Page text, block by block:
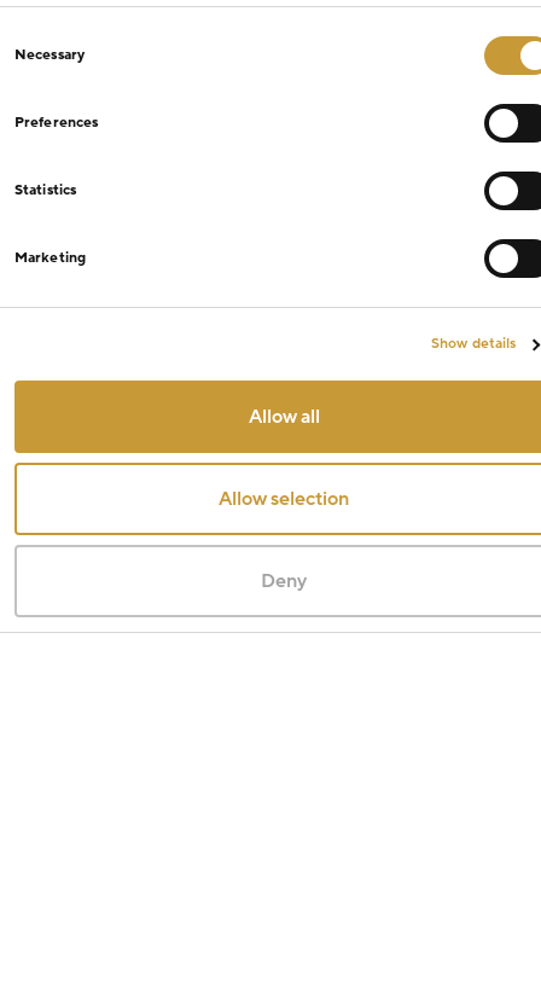
Selection
Necessary
Preferences
Statistics
Marketing
Show details
Allow all
Allow selection
Deny